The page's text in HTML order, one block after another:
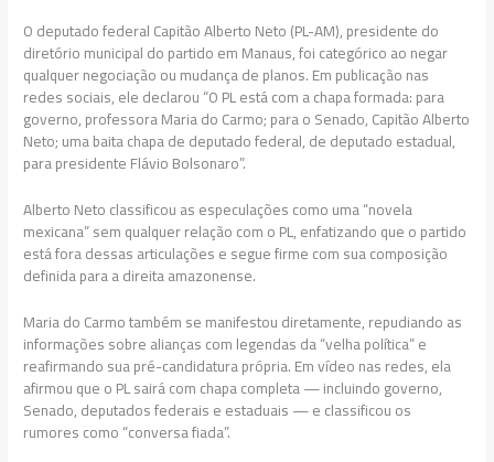
O deputado federal Capitão Alberto Neto (PL-AM), presidente do
diretório municipal do partido em Manaus, foi categórico ao negar
qualquer negociação ou mudança de planos. Em publicação nas
redes sociais, ele declarou “O PL está com a chapa formada: para
governo, professora Maria do Carmo; para o Senado, Capitão Alberto
Neto; uma baita chapa de deputado federal, de deputado estadual,
para presidente Flávio Bolsonaro”.
Alberto Neto classificou as especulações como uma “novela
mexicana” sem qualquer relação com o PL, enfatizando que o partido
está fora dessas articulações e segue firme com sua composição
definida para a direita amazonense.
Maria do Carmo também se manifestou diretamente, repudiando as
informações sobre alianças com legendas da “velha política” e
reafirmando sua pré-candidatura própria. Em vídeo nas redes, ela
afirmou que o PL sairá com chapa completa — incluindo governo,
Senado, deputados federais e estaduais — e classificou os
rumores como “conversa fiada”.